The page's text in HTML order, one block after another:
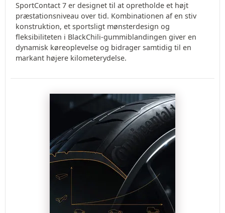
SportContact 7 er designet til at opretholde et højt
præstationsniveau over tid. Kombinationen af en stiv
konstruktion, et sportsligt mønsterdesign og
fleksibiliteten i BlackChili-gummiblandingen giver en
dynamisk køreoplevelse og bidrager samtidig til en
markant højere kilometerydelse.